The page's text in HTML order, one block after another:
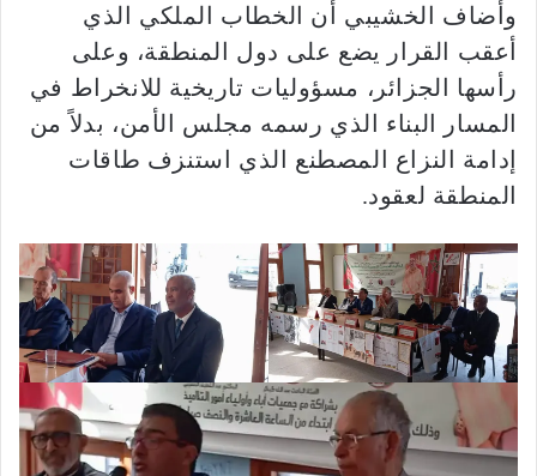
وأضاف الخشيبي أن الخطاب الملكي الذي
أعقب القرار يضع على دول المنطقة، وعلى
رأسها الجزائر، مسؤوليات تاريخية للانخراط في
المسار البناء الذي رسمه مجلس الأمن، بدلاً من
إدامة النزاع المصطنع الذي استنزف طاقات
المنطقة لعقود.